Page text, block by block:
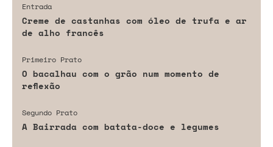
Entrada
Creme de castanhas com óleo de trufa e ar
de alho francês
Primeiro Prato
O bacalhau com o grão num momento de
reflexão
Segundo Prato
A Bairrada com batata-doce e legumes